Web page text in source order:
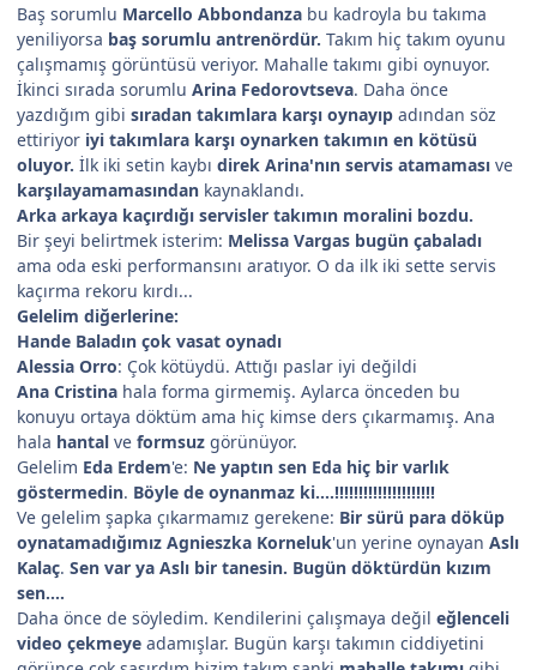
Baş sorumlu Marcello Abbondanza bu kadroyla bu takıma
yeniliyorsa baş sorumlu antrenördür. Takım hiç takım oyunu
çalışmamış görüntüsü veriyor. Mahalle takımı gibi oynuyor.
İkinci sırada sorumlu Arina Fedorovtseva. Daha önce
yazdığım gibi sıradan takımlara karşı oynayıp adından söz
ettiriyor iyi takımlara karşı oynarken takımın en kötüsü
oluyor. İlk iki setin kaybı direk Arina'nın servis atamaması ve
karşılayamamasından kaynaklandı.
Arka arkaya kaçırdığı servisler takımın moralini bozdu.
Bir şeyi belirtmek isterim: Melissa Vargas bugün çabaladı
ama oda eski performansını aratıyor. O da ilk iki sette servis
kaçırma rekoru kırdı...
Gelelim diğerlerine:
Hande Baladın çok vasat oynadı
Alessia Orro: Çok kötüydü. Attığı paslar iyi değildi
Ana Cristina hala forma girmemiş. Aylarca önceden bu
konuyu ortaya döktüm ama hiç kimse ders çıkarmamış. Ana
hala hantal ve formsuz görünüyor.
Gelelim Eda Erdem'e: Ne yaptın sen Eda hiç bir varlık
göstermedin. Böyle de oynanmaz ki....!!!!!!!!!!!!!!!!!!!!!
Ve gelelim şapka çıkarmamız gerekene: Bir sürü para döküp
oynatamadığımız Agnieszka Korneluk'un yerine oynayan Aslı
Kalaç. Sen var ya Aslı bir tanesin. Bugün döktürdün kızım
sen....
Daha önce de söyledim. Kendilerini çalışmaya değil eğlenceli
video çekmeye adamışlar. Bugün karşı takımın ciddiyetini